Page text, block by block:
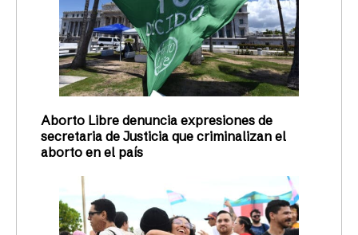
Aborto Libre denuncia expresiones de
secretaria de Justicia que criminalizan el
aborto en el país